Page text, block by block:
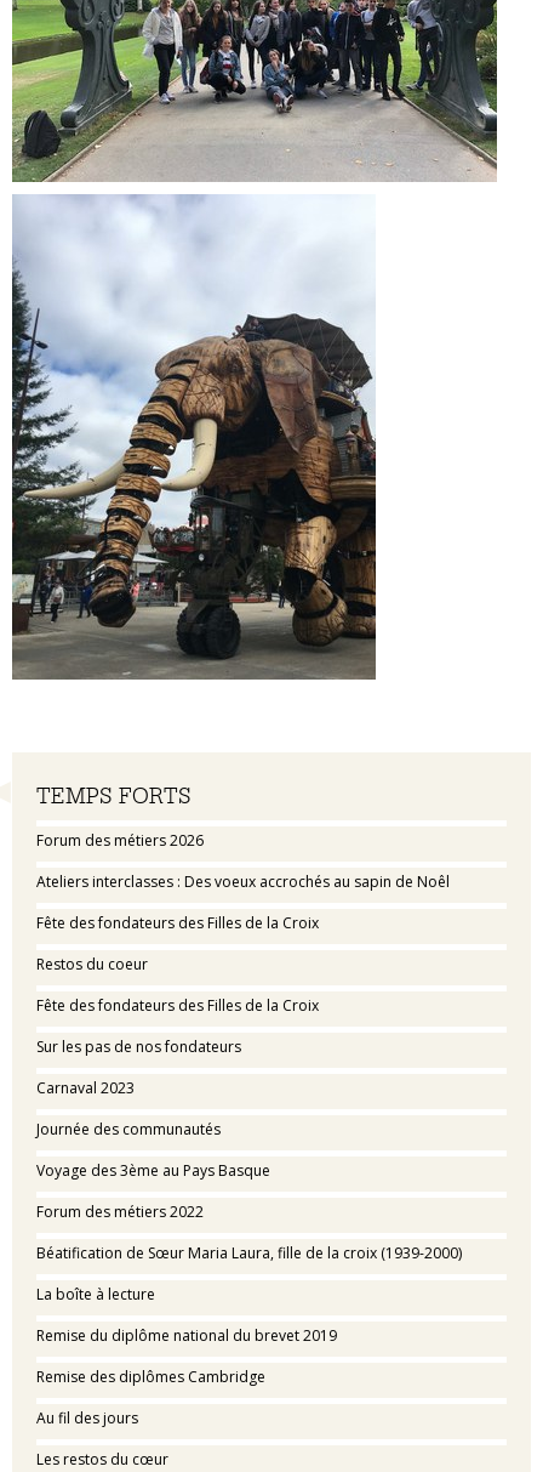
Navigation
TEMPS FORTS
Forum des métiers 2026
Ateliers interclasses : Des voeux accrochés au sapin de Noêl
Fête des fondateurs des Filles de la Croix
Restos du coeur
Fête des fondateurs des Filles de la Croix
Sur les pas de nos fondateurs
Carnaval 2023
Journée des communautés
Voyage des 3ème au Pays Basque
Forum des métiers 2022
Béatification de Sœur Maria Laura, fille de la croix (1939-2000)
La boîte à lecture
Remise du diplôme national du brevet 2019
Remise des diplômes Cambridge
Au fil des jours
Les restos du cœur